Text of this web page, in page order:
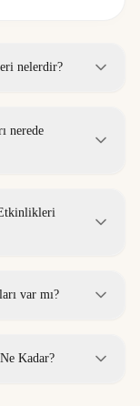
nelerdir?
nerede
var mı?
Kadar?